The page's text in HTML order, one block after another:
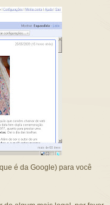
é da Google) para você